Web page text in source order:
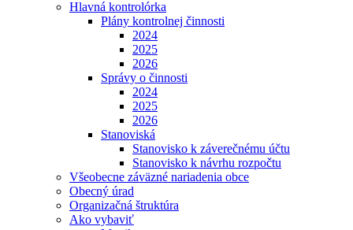
Hlavná kontrolórka
Plány kontrolnej činnosti
2024
2025
2026
Správy o činnosti
2024
2025
2026
Stanoviská
Stanovisko k záverečnému účtu
Stanovisko k návrhu rozpočtu
Všeobecne záväzné nariadenia obce
Obecný úrad
Organizačná štruktúra
Ako vybaviť